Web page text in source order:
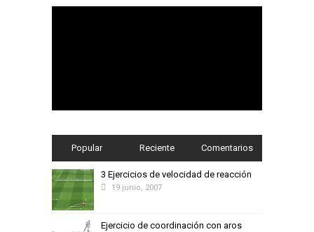
Popular Reciente Comentarios
3 Ejercicios de velocidad de reacción
19 junio, 2007
Ejercicio de coordinación con aros